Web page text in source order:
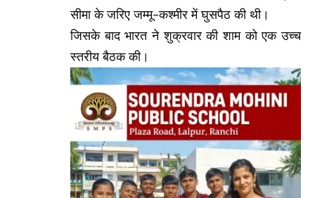
सीमा के जरिए जम्मू-कश्मीर में घुसपैठ की थी।
जिसके बाद भारत ने शुक्रवार की शाम को एक उच्च
स्तरीय बैठक की।